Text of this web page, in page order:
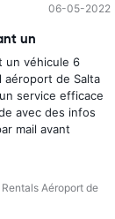
06-05-2022
un
un véhicule 6
aéroport de Salta
service efficace
avec des infos
mail avant
Aéroport de